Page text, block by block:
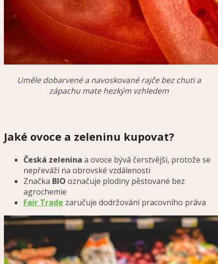
Uměle dobarvené a navoskované rajče bez chuti a
zápachu mate hezkým vzhledem
Jaké ovoce a zeleninu kupovat?
Česká zelenina a ovoce bývá čerstvější, protože se
nepřeváží na obrovské vzdálenosti
Značka BIO označuje plodiny pěstované bez
agrochemie
Fair Trade zaručuje dodržování pracovního práva